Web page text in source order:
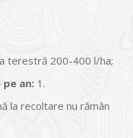
terestră 200-400 l/ha;
an: 1.
la recoltare nu rămân